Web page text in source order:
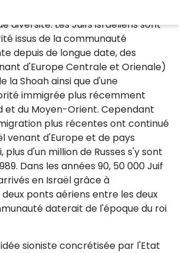
en Israël. Derrière ce chiffre se
diversité. Les Juifs israëliens sont
issus de la communauté
depuis de longue date, des
d'Europe Centrale et Orienale)
la Shoah ainsi que d'une
immigrée plus récemment
et du Moyen-Orient. Cependant
plus récentes ont continué
venant d'Europe et de pays
plus d'un million de Russes s'y sont
Dans les années 90, 50 000 Juif
en Israël grâce à
ponts aériens entre les deux
daterait de l'époque du roi
sioniste concrétisée par l'Etat